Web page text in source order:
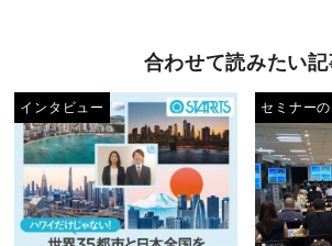
合わせて読みたい記
インタビュー セミナー